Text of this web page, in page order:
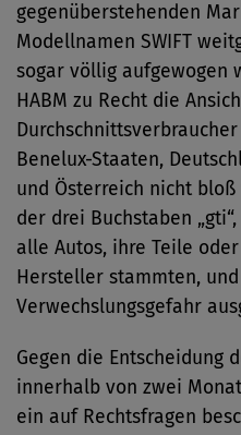
gegenüberstehenden
Modellnamen SWIFT
sogar völlig aufgewogen
HABM zu Recht die
Benelux-Staaten,
und Österreich nicht
der drei Buchstaben
alle Autos, ihre Teile
Hersteller stammten,
Verwechslungsgefahr
Gegen die Entscheidung
innerhalb von zwei
ein auf Rechtsfragen